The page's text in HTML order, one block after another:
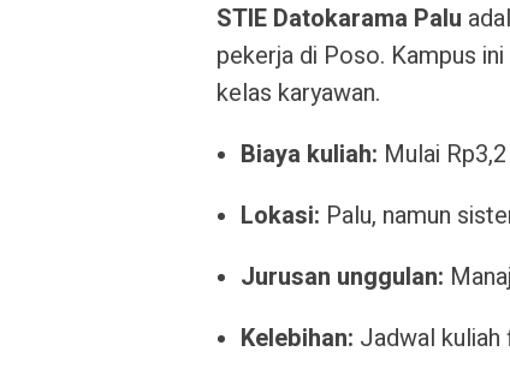
STIE Datokarama Palu
pekerja di Poso. Kampus
kelas karyawan.
Biaya kuliah: Mulai
Lokasi: Palu, namun
Jurusan unggulan:
Kelebihan: Jadwal